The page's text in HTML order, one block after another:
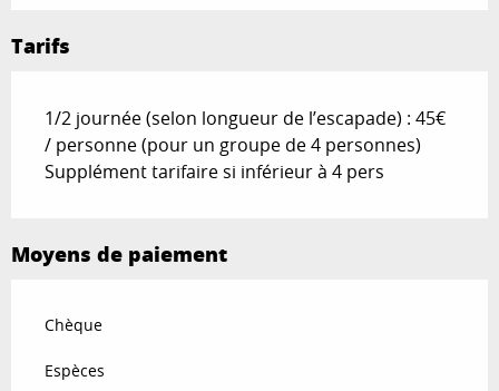
Tarifs
1/2 journée (selon longueur de l’escapade) : 45€
/ personne (pour un groupe de 4 personnes)
Supplément tarifaire si inférieur à 4 pers
Moyens de paiement
Chèque
Espèces